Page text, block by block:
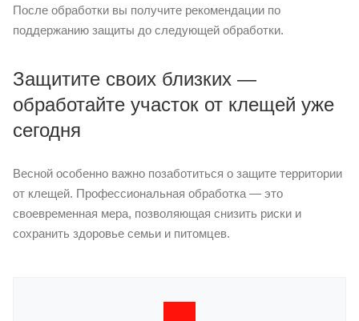
После обработки вы получите рекомендации по
поддержанию защиты до следующей обработки.
Защитите своих близких —
обработайте участок от клещей уже
сегодня
Весной особенно важно позаботиться о защите территории
от клещей. Профессиональная обработка — это
своевременная мера, позволяющая снизить риски и
сохранить здоровье семьи и питомцев.